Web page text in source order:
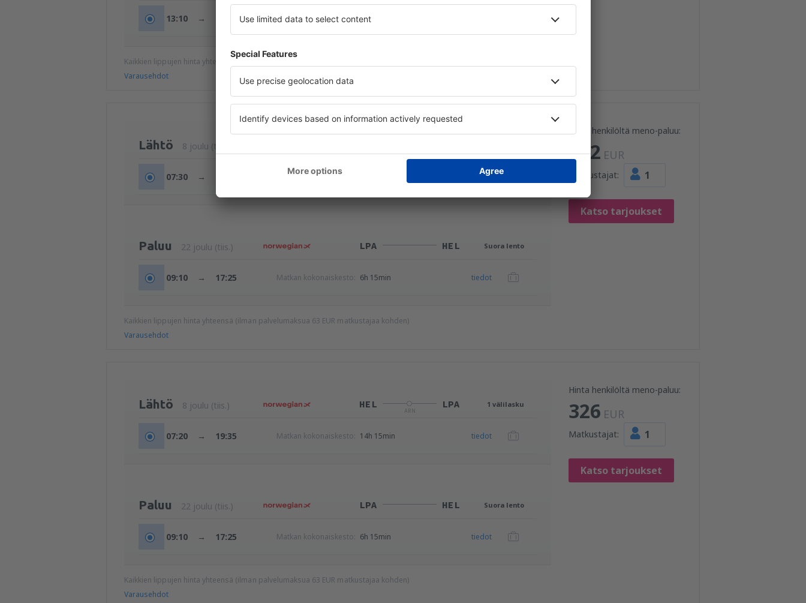
13:10 → Matkan kokonaiskesto: 6h 15min
Kaikkien lippujen hinta yhteensä (ilman palvelumaksua
Varausehdot
Hinta henkilöltä meno-paluu:
322 EUR
Matkustajat: 1
Katso tarjoukset
Lähtö 8 joulu (tiis.)
07:30 → Matkan kokonaiskesto: tiedot
Paluu 22 joulu (tiis.) LPA HEL Suora lento
09:10 → 17:25 Matkan kokonaiskesto: 6h 15min tiedot
Kaikkien lippujen hinta yhteensä (ilman palvelumaksua 63 EUR matkustajaa kohden)
Varausehdot
Hinta henkilöltä meno-paluu:
326 EUR
Matkustajat: 1
Katso tarjoukset
Lähtö 8 joulu (tiis.) HEL
ARN
LPA 1 välilasku
07:20 → 19:35 Matkan kokonaiskesto: 14h 15min tiedot
Paluu 22 joulu (tiis.) LPA HEL Suora lento
09:10 → 17:25 Matkan kokonaiskesto: 6h 15min tiedot
Kaikkien lippujen hinta yhteensä (ilman palvelumaksua 63 EUR matkustajaa kohden)
Varausehdot